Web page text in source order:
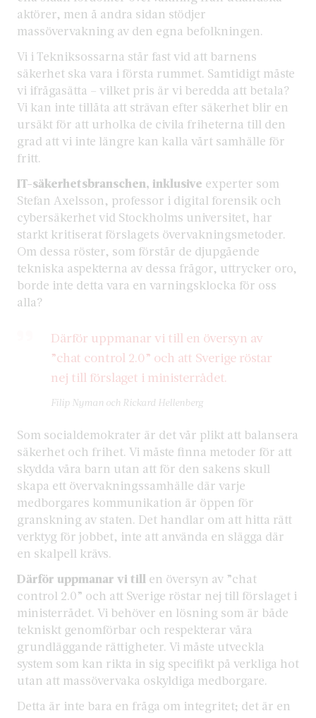
aktörer, men å andra sidan stödjer
massövervakning av den egna befolkningen.
Vi i Tekniksossarna står fast vid att barnens
säkerhet ska vara i första rummet. Samtidigt måste
vi ifrågasätta – vilket pris är vi beredda att betala?
Vi kan inte tillåta att strävan efter säkerhet blir en
ursäkt för att urholka de civila friheterna till den
grad att vi inte längre kan kalla vårt samhälle för
fritt.
IT-säkerhetsbranschen, inklusive experter som
Stefan Axelsson, professor i digital forensik och
cybersäkerhet vid Stockholms universitet, har
starkt kritiserat förslagets övervakningsmetoder.
Om dessa röster, som förstår de djupgående
tekniska aspekterna av dessa frågor, uttrycker oro,
borde inte detta vara en varningsklocka för oss
alla?
Därför uppmanar vi till en översyn av
”chat control 2.0” och att Sverige röstar
nej till förslaget i ministerrådet.
Filip Nyman och Rickard Hellenberg
Som socialdemokrater är det vår plikt att balansera
säkerhet och frihet. Vi måste finna metoder för att
skydda våra barn utan att för den sakens skull
skapa ett övervakningssamhälle där varje
medborgares kommunikation är öppen för
granskning av staten. Det handlar om att hitta rätt
verktyg för jobbet, inte att använda en slägga där
en skalpell krävs.
Därför uppmanar vi till en översyn av ”chat
control 2.0” och att Sverige röstar nej till förslaget i
ministerrådet. Vi behöver en lösning som är både
tekniskt genomförbar och respekterar våra
grundläggande rättigheter. Vi måste utveckla
system som kan rikta in sig specifikt på verkliga hot
utan att massövervaka oskyldiga medborgare.
Detta är inte bara en fråga om integritet; det är en